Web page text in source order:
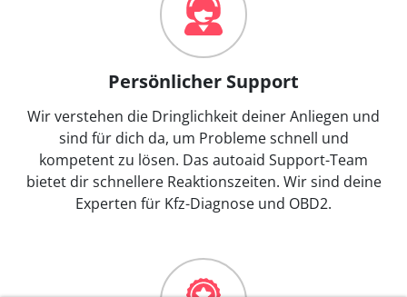
Persönlicher Support
Wir verstehen die Dringlichkeit deiner Anliegen und
sind für dich da, um Probleme schnell und
kompetent zu lösen. Das autoaid Support-Team
bietet dir schnellere Reaktionszeiten. Wir sind deine
Experten für Kfz-Diagnose und OBD2.